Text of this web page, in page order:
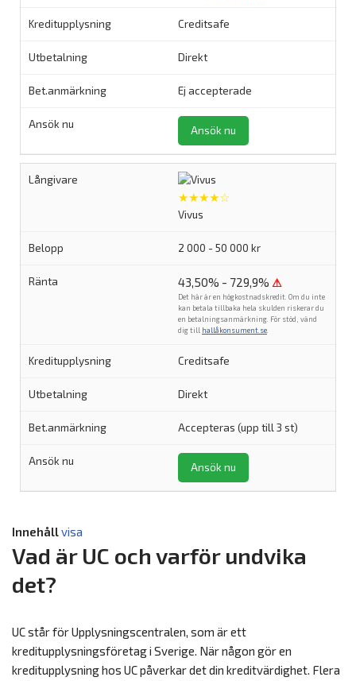
Creditsafe
Direkt
Ej accepterade
Ansök nu
★★★★☆
Vivus
2 000 - 50 000 kr
43,50% - 729,9% ⚠
Det här är en högkostnadskredit. Om du inte
kan betala tillbaka hela skulden riskerar du
en betalningsanmärkning. För stöd, vänd
dig till hallåkonsument.se.
Creditsafe
Direkt
Accepteras (upp till 3 st)
Ansök nu
Innehållvisa
Vad är UC och varför undvika
det?
UC står för Upplysningscentralen, som är ett
kreditupplysningsföretag i Sverige. När någon gör en
kreditupplysning hos UC påverkar det din kreditvärdighet. Flera